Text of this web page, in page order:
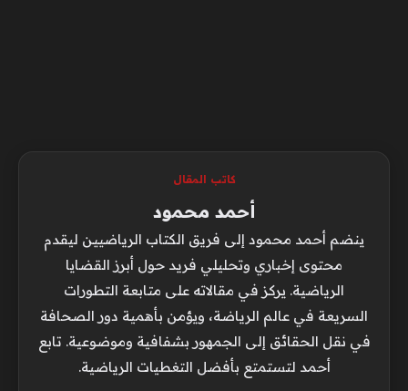
كاتب المقال
أحمد محمود
ينضم أحمد محمود إلى فريق الكتاب الرياضيين ليقدم
محتوى إخباري وتحليلي فريد حول أبرز القضايا
الرياضية. يركز في مقالاته على متابعة التطورات
السريعة في عالم الرياضة، ويؤمن بأهمية دور الصحافة
في نقل الحقائق إلى الجمهور بشفافية وموضوعية. تابع
أحمد لتستمتع بأفضل التغطيات الرياضية.